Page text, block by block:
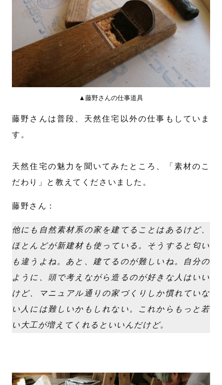
▲藤野さんの仕事道具
藤野さんは普段、天然住宅以外の仕事もしていま
す。
天然住宅の魅力を聞いてみたところ、「素材のこ
だわり」と教えてくださいました。
藤野さん：
他にも自然素材系の家を建てることはあるけど、
ほとんどが新建材も使っている。そうすると匂い
も違うよね。あと、建てるのが難しいね。自分の
ように、頭で考えながら造るのが好きな人はいい
けど、マニュアル通りの家づくりしか慣れていな
い人には難しいかもしれない。これからもっと若
い大工が増えてくれるといいんだけど。